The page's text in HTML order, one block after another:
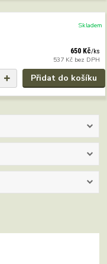
650 Kč/ks
537 Kč bez DPH
Skladem
Přidat do košíku